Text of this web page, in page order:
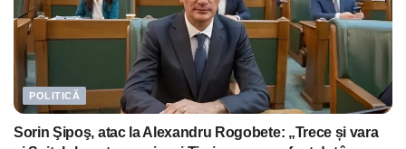
POLITICĂ
Sorin Şipoş, atac la Alexandru Rogobete: „Trece și vara